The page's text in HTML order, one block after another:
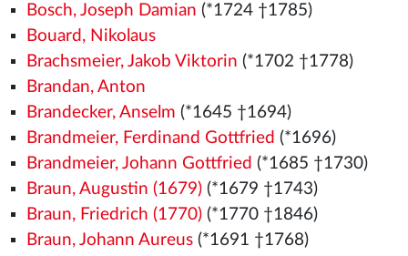
Bosch, Joseph Damian (*1724 †1785)
Bouard, Nikolaus
Brachsmeier, Jakob Viktorin (*1702 †1778)
Brandan, Anton
Brandecker, Anselm (*1645 †1694)
Brandmeier, Ferdinand Gottfried (*1696)
Brandmeier, Johann Gottfried (*1685 †1730)
Braun, Augustin (1679)(*1679 †1743)
Braun, Friedrich (1770)(*1770 †1846)
Braun, Johann Aureus(*1691 †1768)